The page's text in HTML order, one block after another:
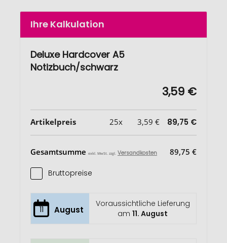
Ihre Kalkulation
Deluxe Hardcover A5
Notizbuch/schwarz
3,59 €
Artikelpreis 25x 3,59 € 89,75 €
Gesamtsumme exkl. MwSt. zzgl. Versandkosten 89,75 €
Bruttopreise
11 August
Voraussichtliche Lieferung
am11. August